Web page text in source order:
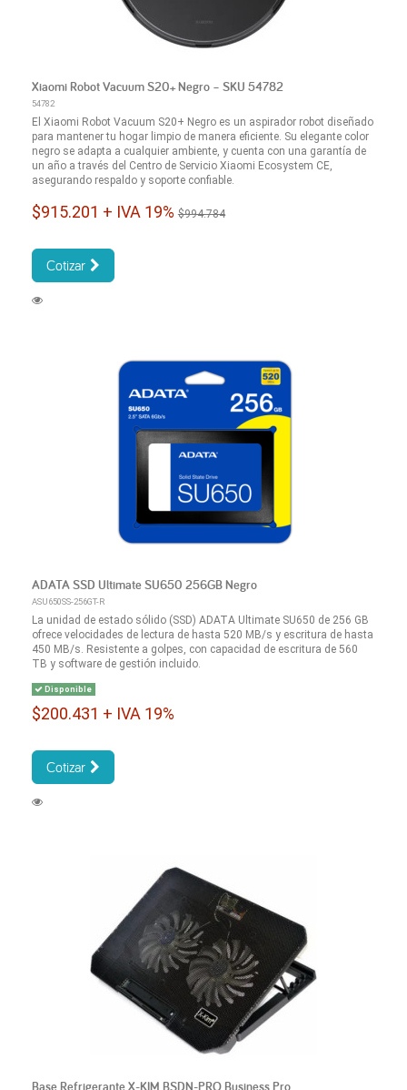
Xiaomi Robot Vacuum S20+ Negro – SKU 54782
54782
El Xiaomi Robot Vacuum S20+ Negro es un aspirador robot diseñado
para mantener tu hogar limpio de manera eficiente. Su elegante color
negro se adapta a cualquier ambiente, y cuenta con una garantía de
un año a través del Centro de Servicio Xiaomi Ecosystem CE,
asegurando respaldo y soporte confiable.
$915.201 + IVA 19%$994.784
Cotizar
ADATA SSD Ultimate SU650 256GB Negro
ASU650SS-256GT-R
La unidad de estado sólido (SSD) ADATA Ultimate SU650 de 256 GB
ofrece velocidades de lectura de hasta 520 MB/s y escritura de hasta
450 MB/s. Resistente a golpes, con capacidad de escritura de 560
TB y software de gestión incluido.
Disponible
$200.431 + IVA 19%
Cotizar
Base Refrigerante X-KIM BSDN-PRO Business Pro